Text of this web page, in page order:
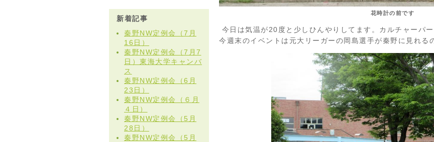
新着記事
秦野NW定例会（7月
16日）
秦野NW定例会（7月7
日）東海大学キャンバ
ス
秦野NW定例会（6月
23日）
秦野NW定例会（６月
４日）
秦野NW定例会（5月
28日）
秦野NW定例会（5月
花時計の前です
今日は気温が20度と少しひんやりしてます。カルチャーパ
今週末のイベントは元大リーガーの岡島選手が秦野に見れる